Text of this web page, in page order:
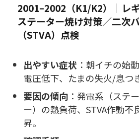
2001–2002（K1/K2）｜レ
ステーター焼け対策／二次
（STVA）点検
出やすい症状 ：朝イチの始
電圧低下、たまの失火/息つ
要因の傾向 ：発電系（ステ
ー）の熱負荷、STVA作動不
昇。